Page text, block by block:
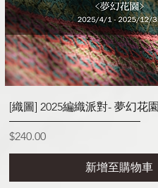
快速瀏覽
[織圖] 2025編織派對- 夢幻花園
價格
$240.00
新增至購物車